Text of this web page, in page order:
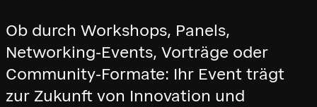
Ob durch Workshops, Panels,
Networking-Events, Vorträge oder
Community-Formate: Ihr Event trägt
zur Zukunft von Innovation und